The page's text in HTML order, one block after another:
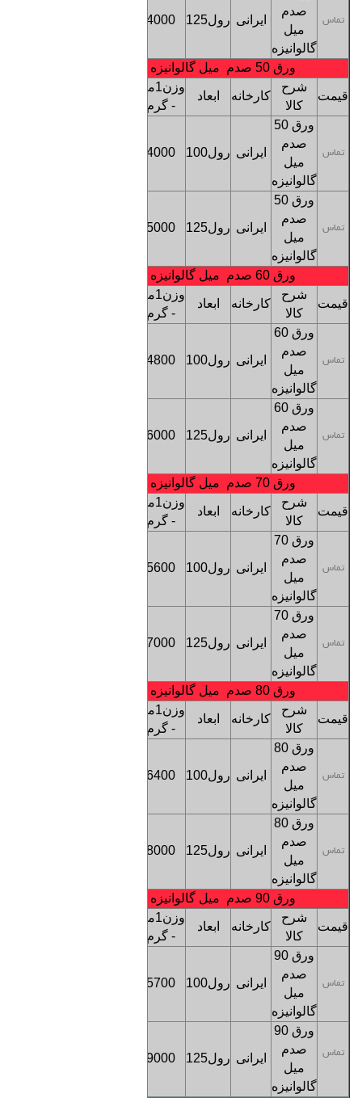
تماس
صدم
میل
گالوانیزه
ایرانی رول125 4000
ورق 50 صدم میل گالوانیزه
قیمت
شرح
کالا
کارخانه ابعاد
وزن1متر
- گرم
تماس
ورق 50
صدم
میل
گالوانیزه
ایرانی رول100 4000
تماس
ورق 50
صدم
میل
گالوانیزه
ایرانی رول125 5000
ورق 60 صدم میل گالوانیزه
قیمت
شرح
کالا
کارخانه ابعاد
وزن1متر
- گرم
تماس
ورق 60
صدم
میل
گالوانیزه
ایرانی رول100 4800
تماس
ورق 60
صدم
میل
گالوانیزه
ایرانی رول125 6000
ورق 70 صدم میل گالوانیزه
قیمت
شرح
کالا
کارخانه ابعاد
وزن1متر
- گرم
تماس
ورق 70
صدم
میل
گالوانیزه
ایرانی رول100 5600
تماس
ورق 70
صدم
میل
گالوانیزه
ایرانی رول125 7000
ورق 80 صدم میل گالوانیزه
قیمت
شرح
کالا
کارخانه ابعاد
وزن1متر
- گرم
تماس
ورق 80
صدم
میل
گالوانیزه
ایرانی رول100 6400
تماس
ورق 80
صدم
میل
گالوانیزه
ایرانی رول125 8000
ورق 90 صدم میل گالوانیزه
قیمت
شرح
کالا
کارخانه ابعاد
وزن1متر
- گرم
تماس
ورق 90
صدم
میل
گالوانیزه
ایرانی رول100 5700
تماس
ورق 90
صدم
میل
گالوانیزه
ایرانی رول125 9000